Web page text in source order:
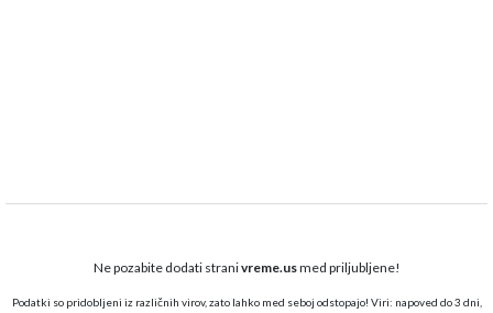
Ne pozabite dodati stranivreme.usmed priljubljene!
Podatki so pridobljeni iz različnih virov, zato lahko med seboj odstopajo! Viri: napoved do 3 dni,